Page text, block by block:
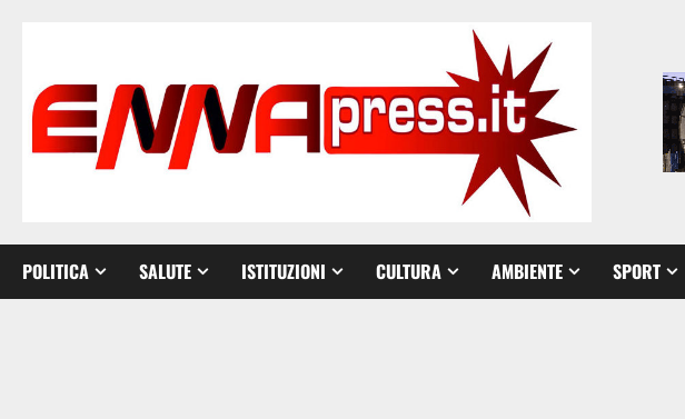
POLITICA SALUTE ISTITUZIONI CULTURA AMBIENTE SPORT